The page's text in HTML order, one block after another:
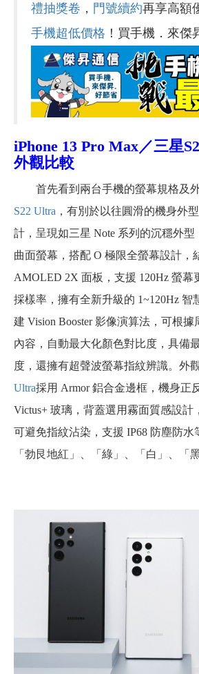
禮抽獎卷 ， 門號續約再享高額
手機超低價格 ！買手機．來傑
iPhone 13 Pro Max／三星
外觀比較
首先看到兩台手機的螢幕規格及外
S22 Ultra ，有別於以往圓滑的機身外
計，呈現如三星 Note 系列的沉穩外型
曲面螢幕，搭配 O 極限全螢幕設計，
AMOLED 2X 面板，支援 120Hz 螢幕
採樣率，擁有全新升級的 1~120Hz 智
建 Vision Booster 影像演算法，可根
內容，自動最大化顏色對比度，具備
度，還擁有超聲波螢幕指紋辨識。外
Ultra採用 Armor 鋁合金邊框，機身正
Victus+ 玻璃，背蓋選用霧面質感設計
可避免指紋沾染，支援 IP68 防塵防水
「勃艮地紅」、「綠」、「白」、「